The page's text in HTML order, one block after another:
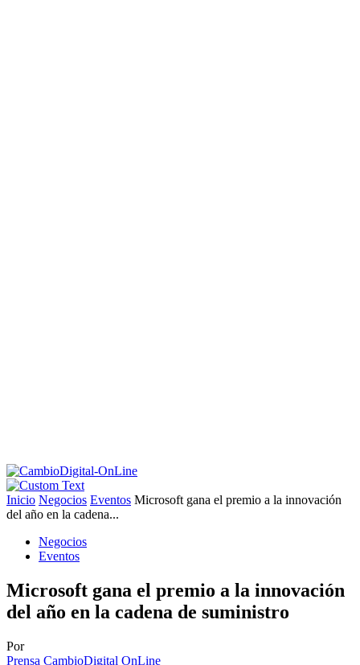
Inicio Negocios Eventos Microsoft gana el premio a la innovación
del año en la cadena...
Negocios
Eventos
Microsoft gana el premio a la innovación
del año en la cadena de suministro
Por
Prensa CambioDigital OnLine